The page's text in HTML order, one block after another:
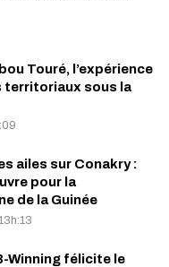
Touré, l’expérience
territoriaux sous la
ailes sur Conakry :
pour la
de la Guinée
Winning félicite le